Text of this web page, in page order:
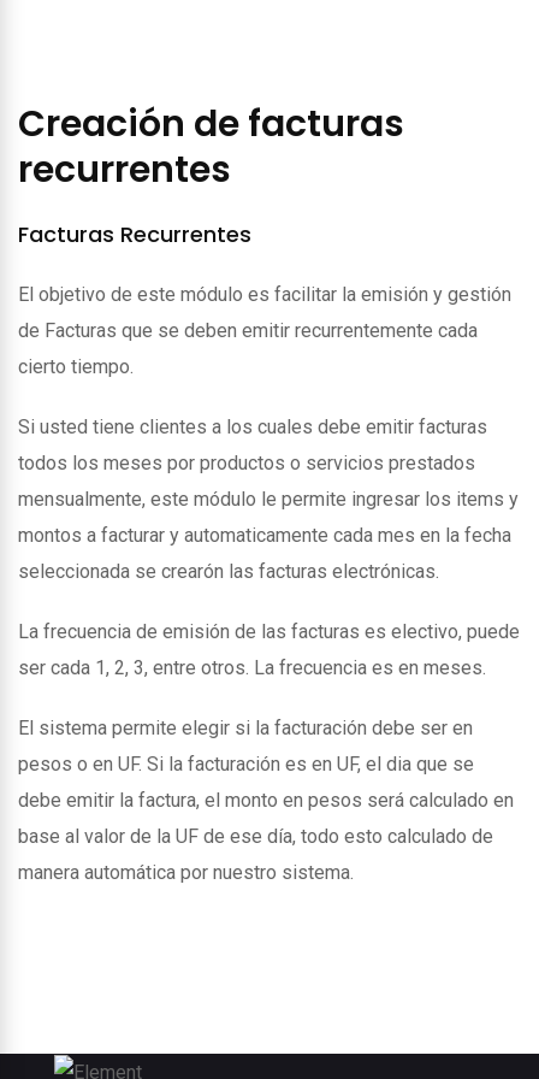
Creación de facturas
recurrentes
Facturas Recurrentes
El objetivo de este módulo es facilitar la emisión y gestión
de Facturas que se deben emitir recurrentemente cada
cierto tiempo.
Si usted tiene clientes a los cuales debe emitir facturas
todos los meses por productos o servicios prestados
mensualmente, este módulo le permite ingresar los items y
montos a facturar y automaticamente cada mes en la fecha
seleccionada se crearón las facturas electrónicas.
La frecuencia de emisión de las facturas es electivo, puede
ser cada 1, 2, 3, entre otros. La frecuencia es en meses.
El sistema permite elegir si la facturación debe ser en
pesos o en UF. Si la facturación es en UF, el dia que se
debe emitir la factura, el monto en pesos será calculado en
base al valor de la UF de ese día, todo esto calculado de
manera automática por nuestro sistema.